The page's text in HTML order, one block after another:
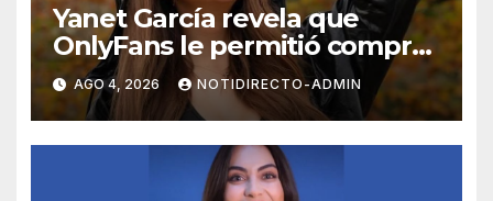
Yanet García revela que
OnlyFans le permitió comprar
un departamento en
Manhattan
AGO 4, 2026 NOTIDIRECTO-ADMIN